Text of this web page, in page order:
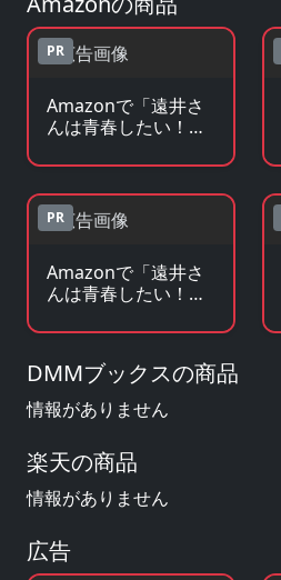
PR
Amazonで「遠井さ
んは青春したい！
マンスと』」のBlu-
ray・DVDを見る
PR
Amazonで「遠井さ
んは青春したい！
マンスと』」の原作
小説・ラノベを見る
DMMブックスの商品
情報がありません
楽天の商品
情報がありません
広告